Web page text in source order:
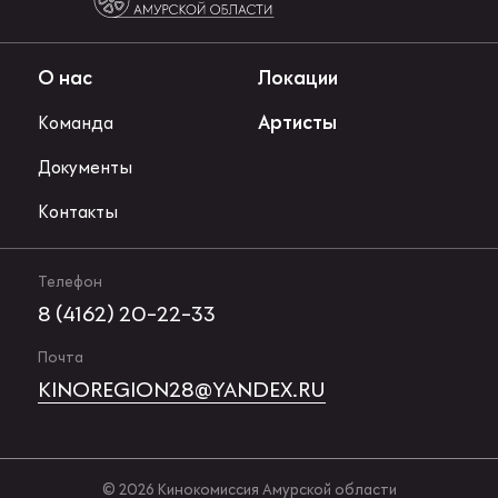
О нас
Команда
Документы
Контакты
Локации
Артисты
Телефон
8 (4162) 20-22-33
Почта
KINOREGION28@YANDEX.RU
© 2026 Кинокомиссия Амурской области